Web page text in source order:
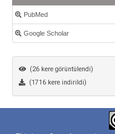
PubMed
Google Scholar
(26 kere görüntülendi)
(1716 kere indirildi)